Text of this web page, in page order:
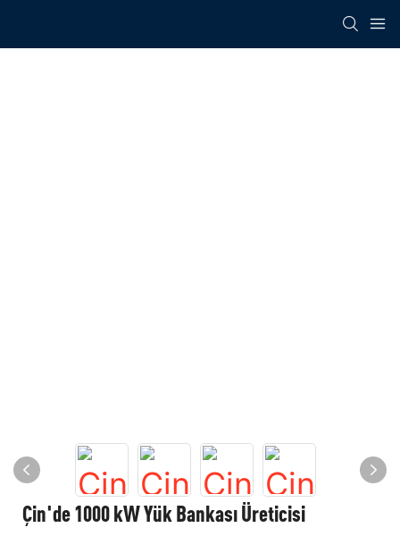
Çin'de 1000 kW Yük Bankası Üreticisi